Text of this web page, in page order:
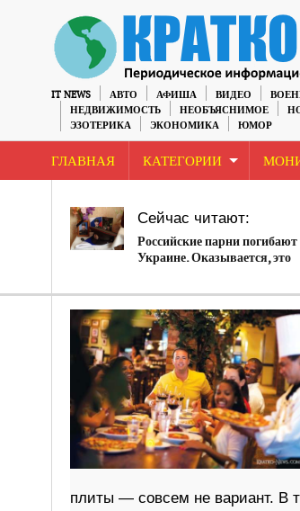
IT NEWS АВТО АФИША ВИДЕО
НЕДВИЖИМОСТЬ
НЕОБЪЯСНИМОЕ
ЭЗОТЕРИКА
ЭКОНОМИКА ЮМОР
ГЛАВНАЯ КАТЕГОРИИ
Сейчас читают:
Российские парни погибают
Украине. Оказывается, это
плиты — совсем не вариант. В